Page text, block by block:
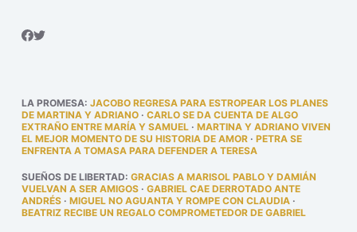
LA PROMESA: JACOBO REGRESA PARA ESTROPEAR LOS PLANES
DE MARTINA Y ADRIANO· CARLO SE DA CUENTA DE ALGO
EXTRAÑO ENTRE MARÍA Y SAMUEL· MARTINA Y ADRIANO VIVEN
EL MEJOR MOMENTO DE SU HISTORIA DE AMOR· PETRA SE
ENFRENTA A TOMASA PARA DEFENDER A TERESA
SUEÑOS DE LIBERTAD: GRACIAS A MARISOL PABLO Y DAMIÁN
VUELVAN A SER AMIGOS· GABRIEL CAE DERROTADO ANTE
ANDRÉS· MIGUEL NO AGUANTA Y ROMPE CON CLAUDIA·
BEATRIZ RECIBE UN REGALO COMPROMETEDOR DE GABRIEL